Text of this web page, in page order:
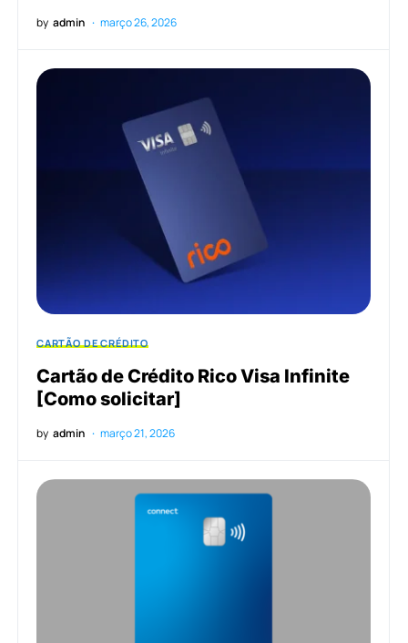
by admin março 26, 2026
CARTÃO DE CRÉDITO
Cartão de Crédito Rico Visa Infinite
[Como solicitar]
by admin março 21, 2026